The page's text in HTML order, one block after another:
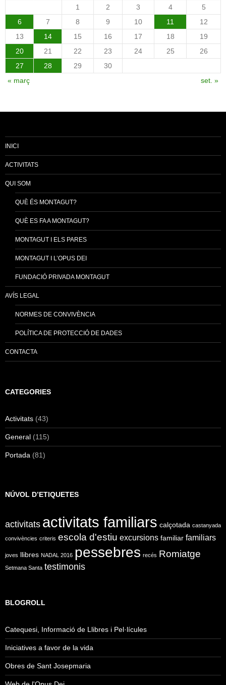
1
2 3 4
5
6
7 8 9 10 11
12
13
14 15 16 17 18
19
20
21 22 23 24 25
26
27
28 29
30
« març
set. »
INICI
ACTIVITATS
QUI SOM
QUÈ ÉS MONTAGUT?
QUÈ ES FA A MONTAGUT?
MONTAGUT I ELS PARES
MONTAGUT I L’OPUS DEI
FUNDACIÓ PRIVADA MONTAGUT
AVÍS LEGAL
NORMES DE CONVIVÈNCIA
POLÍTICA DE PROTECCIÓ DE DADES
CONTACTA
CATEGORIES
Activitats (43)
General (115)
Portada (81)
NÚVOL D’ETIQUETES
activitats activitats familiars calçotada castanyada
convivències criteris escola d'estiu excursions familiar familiars
joves llibres NADAL 2016 pessebres recés Romiatge
Setmana Santa testimonis
BLOGROLL
Catequesi, Informació de Llibres i Pel·lícules
Iniciatives a favor de la vida
Obres de Sant Josepmaria